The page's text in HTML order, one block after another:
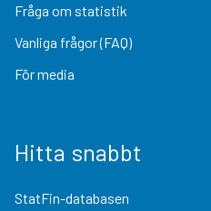
Fråga om statistik
Vanliga frågor (FAQ)
För media
Hitta snabbt
StatFin-databasen